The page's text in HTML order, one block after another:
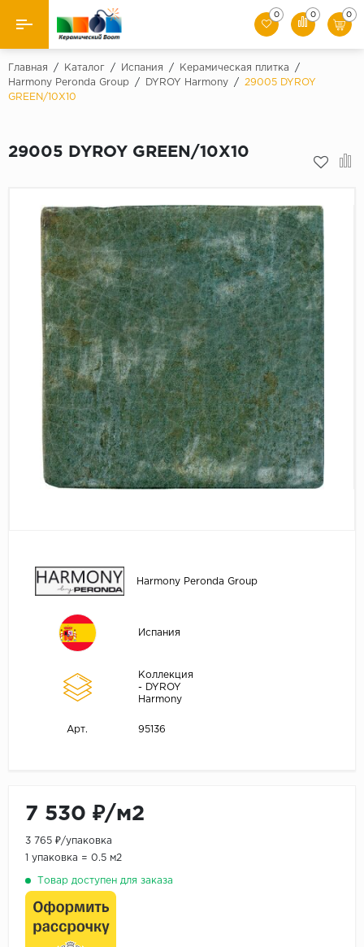
Назад
Производители
Мозаики
Искусственный камень
Клинкер
0 0 0
Главная / Каталог / Испания / Керамическая плитка
/
Harmony Peronda Group
/ DYROY Harmony /
29005 DYROY
GREEN/10X10
29005 DYROY GREEN/10X10
Harmony Peronda Group
Испания
Коллекция
- DYROY
Harmony
Арт. 95136
7 530 ₽/м2
3 765 ₽/упаковка
1 упаковка = 0.5 м2
Товар доступен для заказа